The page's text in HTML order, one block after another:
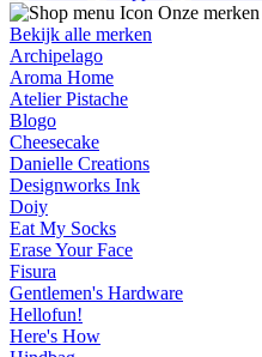
Onze merken
Bekijk alle merken
Archipelago
Aroma Home
Atelier Pistache
Blogo
Cheesecake
Danielle Creations
Designworks Ink
Doiy
Eat My Socks
Erase Your Face
Fisura
Gentlemen's Hardware
Hellofun!
Here's How